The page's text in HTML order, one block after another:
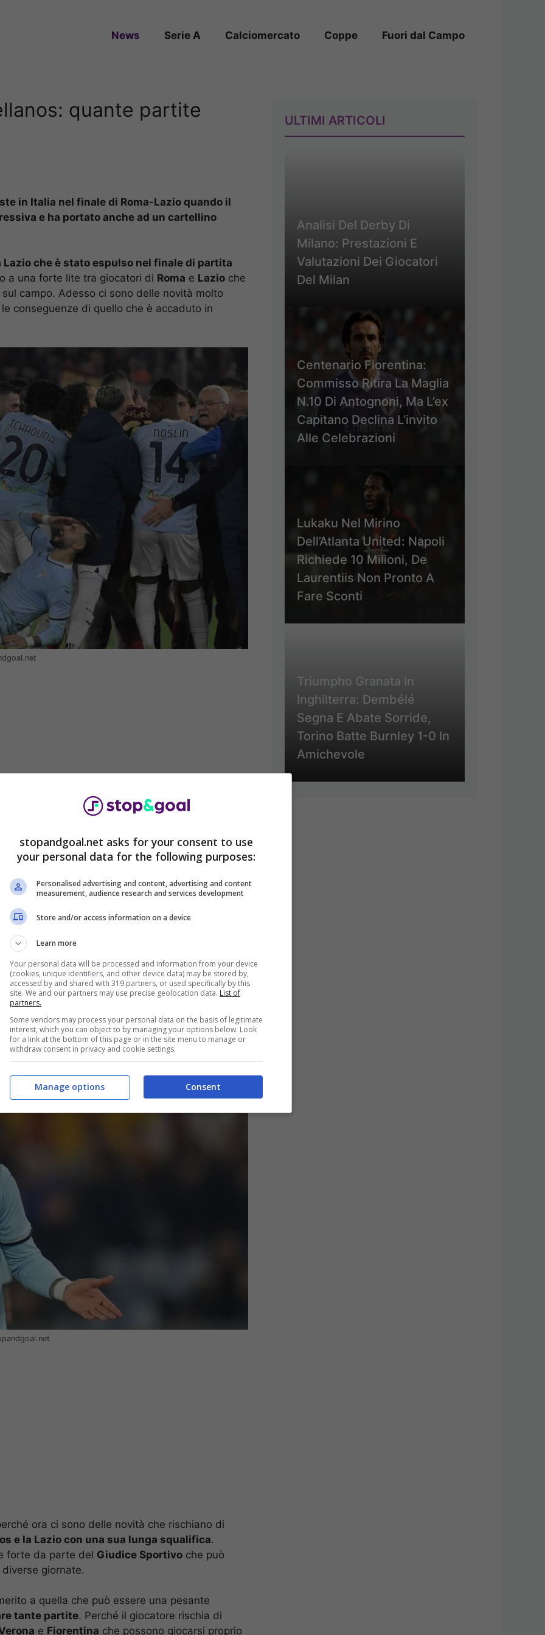
News Serie A Calciomercato Coppe Fuori dal Campo
quante partite
in Italia nel finale di Roma-Lazio quando il
e ha portato anche ad un cartellino
Lazio che è stato espulso nel finale di partita
a una forte lite tra giocatori di Roma e Lazio che
campo. Adesso ci sono delle novità molto
conseguenze di quello che è accaduto in
in merito a quello che pare essere ora una
dopo il Derby Roma Lazio. Ora c’è bisogno
non sembrano esserci buone notizie in questo
decisione forte
sarà la squalifica di Castellanos che ora
delle novità molto importanti che arrivano e
del giocatore dellaLazioche ora rischia
ora ci sono delle novità che rischiano di
e la Lazio con una sua lunga squalifica.
forte da parte del Giudice Sportivo che può
giornate.
a quella che può essere una pesante
tante partite. Perché il giocatore rischia di
e Fiorentina che possono giocarsi proprio
ULTIMI ARTICOLI
Analisi Del Derby Di
Milano: Prestazioni E
Valutazioni Dei Giocatori
Del Milan
Centenario Fiorentina:
Commisso Ritira La Maglia
N.10 Di Antognoni, Ma L’ex
Capitano Declina L’invito
Alle Celebrazioni
Lukaku Nel Mirino
Dell’Atlanta United: Napoli
Richiede 10 Milioni, De
Laurentiis Non Pronto A
Fare Sconti
Triumpho Granata In
Inghilterra: Dembélé
Segna E Abate Sorride,
Torino Batte Burnley 1-0 In
Amichevole
stopandgoal.net asks for your consent to use
your personal data for the following purposes:
Personalised advertising and content, advertising and content
measurement, audience research and services development
Store and/or access information on a device
Learn more
Your personal data will be processed and information from your device
(cookies, unique identifiers, and other device data) may be stored by,
accessed by and shared with 319 partners, or used specifically by this
site. We and our partners may use precise geolocation data. List of
partners.
Some vendors may process your personal data on the basis of legitimate
interest, which you can object to by managing your options below. Look
for a link at the bottom of this page or in the site menu to manage or
withdraw consent in privacy and cookie settings.
Consent
Manage options